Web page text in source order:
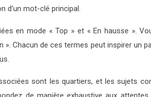
d’un mot-clé principal.
en mode « Top » et « En hausse ».
Chacun de ces termes peut inspirer un
sont les quartiers, et les sujets